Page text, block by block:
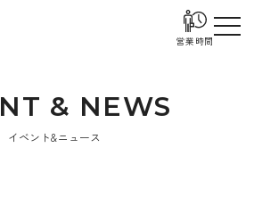
営業時間
NT & NEWS
イベント&ニュース